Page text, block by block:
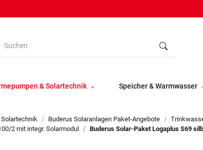
& Solartechnik Speicher & Warmwasser
Buderus Solaranlagen Paket-Angebote
2 mit integr. Solarmodul
Buderus Solar-Paket Logaplus S69